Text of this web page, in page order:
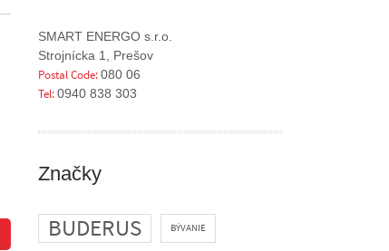
SMART ENERGO s.r.o.
Strojnícka 1, Prešov
Postal Code:080 06
Tel:0940 838 303
Značky
BUDERUS BÝVANIE